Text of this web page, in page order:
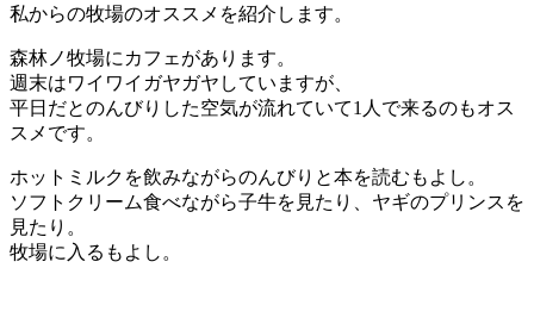
私からの牧場のオススメを紹介します。
森林ノ牧場にカフェがあります。
週末はワイワイガヤガヤしていますが、
平日だとのんびりした空気が流れていて1人で来るのもオス
スメです。
ホットミルクを飲みながらのんびりと本を読むもよし。
ソフトクリーム食べながら子牛を見たり、ヤギのプリンスを
見たり。
牧場に入るもよし。